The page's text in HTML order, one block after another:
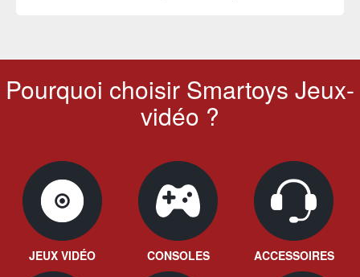
Pourquoi choisir Smartoys Jeux-
vidéo ?
JEUX VIDÉO CONSOLES ACCESSOIRES